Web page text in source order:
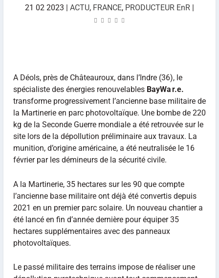
21 02 2023 | ACTU, FRANCE, PRODUCTEUR EnR|
A Déols, près de Châteauroux, dans l’Indre (36), le
spécialiste des énergies renouvelables BayWa r.e.
transforme progressivement l’ancienne base militaire de
la Martinerie en parc photovoltaïque. Une bombe de 220
kg de la Seconde Guerre mondiale a été retrouvée sur le
site lors de la dépollution préliminaire aux travaux. La
munition, d’origine américaine, a été neutralisée le 16
février par les démineurs de la sécurité civile.
A la Martinerie, 35 hectares sur les 90 que compte
l’ancienne base militaire ont déjà été convertis depuis
2021 en un premier parc solaire. Un nouveau chantier a
été lancé en fin d’année dernière pour équiper 35
hectares supplémentaires avec des panneaux
photovoltaïques.
Le passé militaire des terrains impose de réaliser une